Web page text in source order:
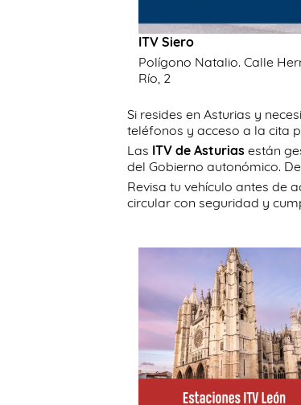
ITV Siero
Polígono Natalio. Calle
Río, 2
Si resides en Asturias y
teléfonos y acceso a la cita
Las ITV de Asturias están
del Gobierno autonómico.
Revisa tu vehículo antes de
circular con seguridad y